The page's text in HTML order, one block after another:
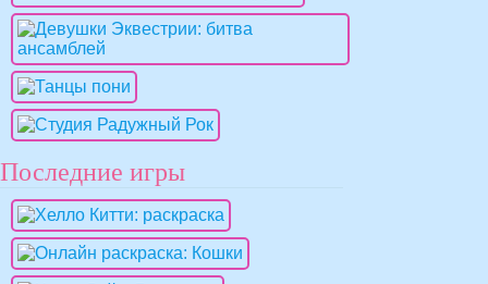
Последние игры